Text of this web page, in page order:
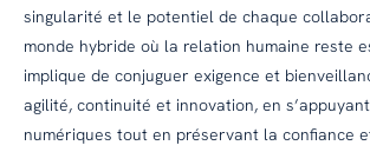
singularité et le potentiel de chaque
monde hybride où la relation humaine reste
implique de conjuguer exigence et
agilité, continuité et innovation, en
numériques tout en préservant la confiance